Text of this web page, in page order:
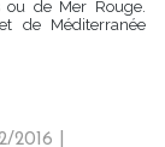
ou de Mer Rouge.
de Méditerranée
2016